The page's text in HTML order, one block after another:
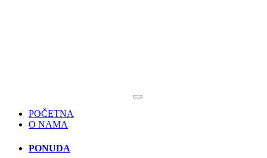
POČETNA
O NAMA
PONUDA